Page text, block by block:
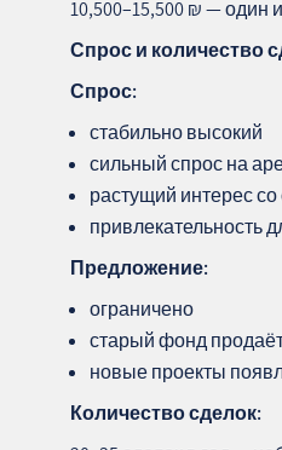
10,500–15,500 ₪ —
Спрос и количество
Спрос:
стабильно высокий
сильный спрос на
растущий интерес
привлекательность
Предложение:
ограничено
старый фонд
новые проекты
Количество сделок: